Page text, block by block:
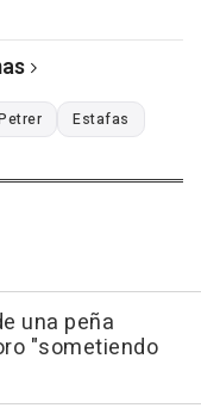
Estafas
una peña
"sometiendo